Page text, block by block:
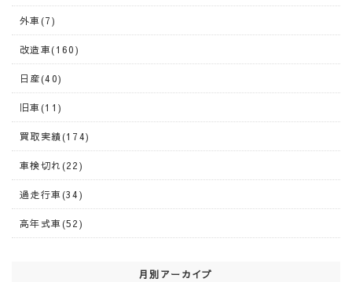
外車(7)
改造車(160)
日産(40)
旧車(11)
買取実績(174)
車検切れ(22)
過走行車(34)
高年式車(52)
月別アーカイブ